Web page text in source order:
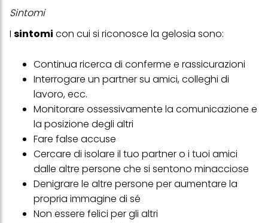
Sintomi
I sintomi con cui si riconosce la gelosia sono:
Continua ricerca di conferme e rassicurazioni
Interrogare un partner su amici, colleghi di
lavoro, ecc.
Monitorare ossessivamente la comunicazione e
la posizione degli altri
Fare false accuse
Cercare di isolare il tuo partner o i tuoi amici
dalle altre persone che si sentono minacciose
Denigrare le altre persone per aumentare la
propria immagine di sé
Non essere felici per gli altri